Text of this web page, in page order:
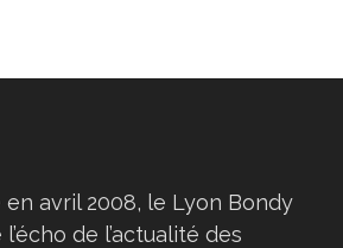
avril 2008, le Lyon Bondy
de l’actualité des